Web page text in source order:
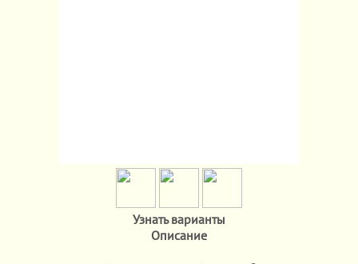
Узнать варианты
Описание